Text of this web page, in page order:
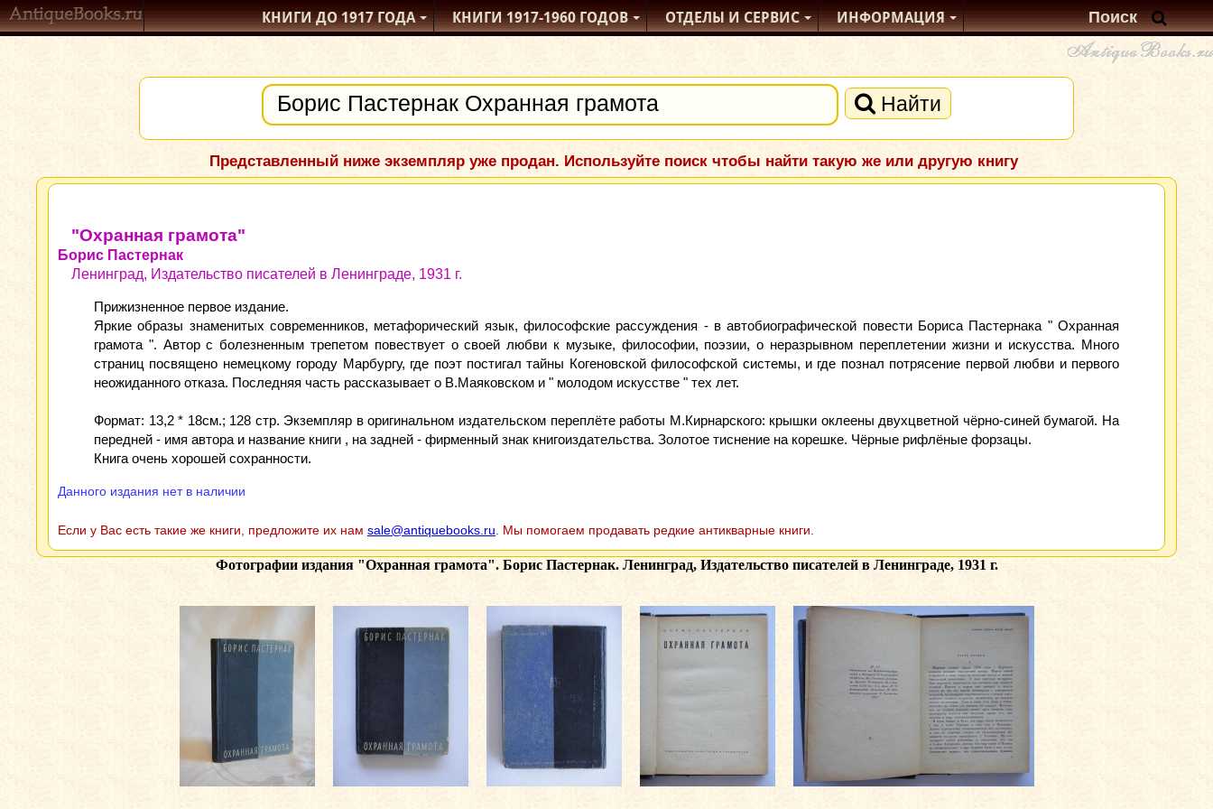
КНИГИ ДО 1917ГОДА КНИГИ1917-1960ГОДОВ ОТДЕЛЫИ СЕРВИС ИНФОРМАЦИЯ
Найти
Представленный ниже экземпляр уже продан. Используйте поиск чтобы найти такую же или другую книгу
"Охранная грамота"
Борис Пастернак
Ленинград, Издательство писателей в Ленинграде, 1931 г.
Прижизненное первое издание.
Яркие образы знаменитых современников, метафорический язык, философские рассуждения - в автобиографической повести Бориса Пастернака " Охранная
грамота ". Автор с болезненным трепетом повествует о своей любви к музыке, философии, поэзии, о неразрывном переплетении жизни и искусства. Много
страниц посвящено немецкому городу Марбургу, где поэт постигал тайны Когеновской философской системы, и где познал потрясение первой любви и первого
неожиданного отказа. Последняя часть рассказывает о В.Маяковском и " молодом искусстве " тех лет.
Формат: 13,2 * 18см.; 128 стр. Экземпляр в оригинальном издательском переплёте работы М.Кирнарского: крышки оклеены двухцветной чёрно-синей бумагой. На
передней - имя автора и название книги , на задней - фирменный знак книгоиздательства. Золотое тиснение на корешке. Чёрные рифлёные форзацы.
Книга очень хорошей сохранности.
Данного издания нет в наличии
Если у Вас есть такие же книги, предложите их нам sale@antiquebooks.ru . Мы помогаем продавать редкие антикварные книги.
Фотографии издания "Охранная грамота". Борис Пастернак. Ленинград, Издательство писателей в Ленинграде, 1931 г.